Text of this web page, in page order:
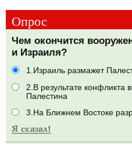
Опрос
Чем окончится
и Израиля?
1.Израиль размажет
2.В результате конфликта
Палестина
3.На Ближнем Востоке